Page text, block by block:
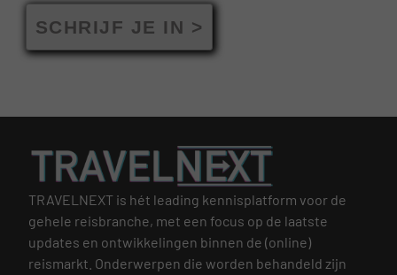
SCHRIJF JE IN >
TRAVELNEXT is hét leading kennisplatform voor de
gehele reisbranche, met een focus op de laatste
updates en ontwikkelingen binnen de (online)
reismarkt. Onderwerpen die worden behandeld zijn